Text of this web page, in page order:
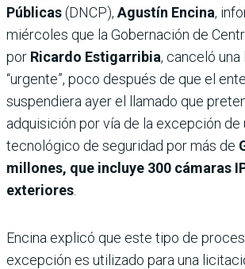
Públicas(DNCP), Agustín Encina,
miércoles que la Gobernación de
por Ricardo Estigarribia, canceló
“urgente”, poco después de que el
suspendiera ayer el llamado que
adquisición por vía de la excepción de
tecnológico de seguridad por más de
millones, que incluye 300 cámaras
exteriores
Encina explicó que este tipo de
excepción es utilizado para una